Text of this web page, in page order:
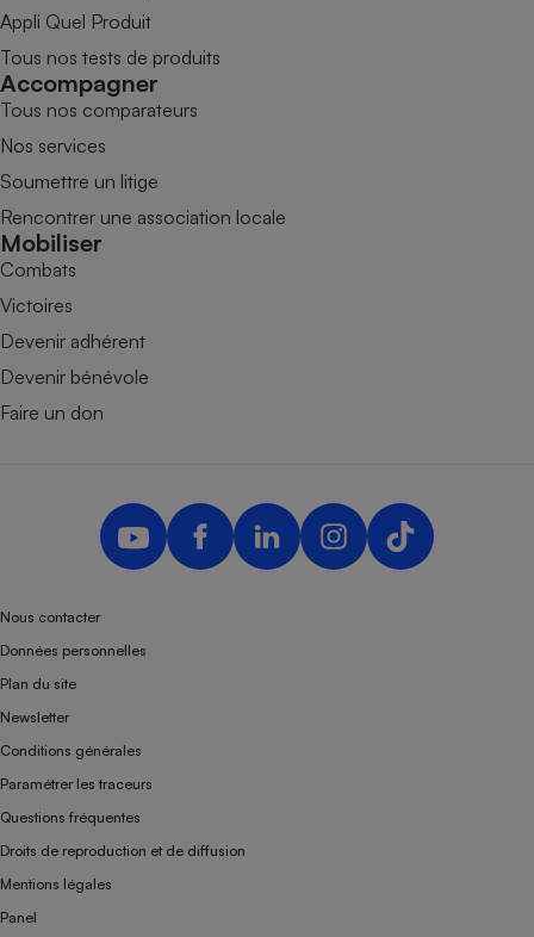
Appli Quel Produit
Tous nos tests de produits
Accompagner
Tous nos comparateurs
Nos services
Soumettre un litige
Rencontrer une association locale
Mobiliser
Combats
Victoires
Devenir adhérent
Devenir bénévole
Faire un don
Nous contacter
Données personnelles
Plan du site
Newsletter
Conditions générales
Paramétrer les traceurs
Questions fréquentes
Droits de reproduction et de diffusion
Mentions légales
Panel